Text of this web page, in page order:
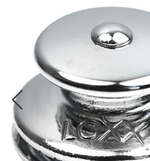
Komfort
VVS
Motor/Styring
Fortøyning
Fritid/Sikkerhet